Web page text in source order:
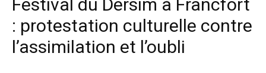
Festival du Dersim à Francfort
: protestation culturelle contre
l’assimilation et l’oubli